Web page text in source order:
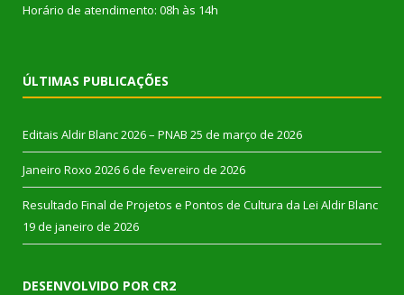
Horário de atendimento: 08h às 14h
ÚLTIMAS PUBLICAÇÕES
Editais Aldir Blanc 2026 – PNAB 25 de março de 2026
Janeiro Roxo 2026 6 de fevereiro de 2026
Resultado Final de Projetos e Pontos de Cultura da Lei Aldir Blanc
19 de janeiro de 2026
DESENVOLVIDO POR CR2